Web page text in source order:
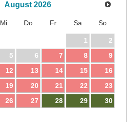
August 2026
Mi Do Fr Sa So
1
2
5 6 7 8
9
12 13 14 15
16
19 20 21 22
23
26 27 28 29
30